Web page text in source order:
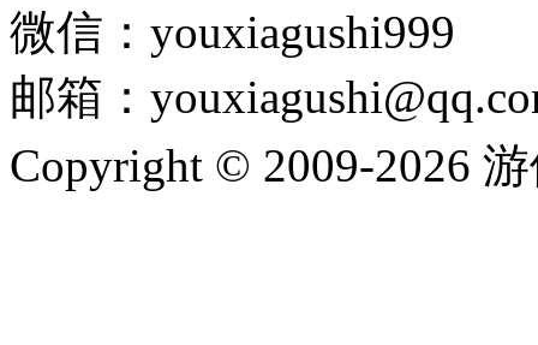
微信：youxiagushi999
邮箱：
Copyright © 2009-2026